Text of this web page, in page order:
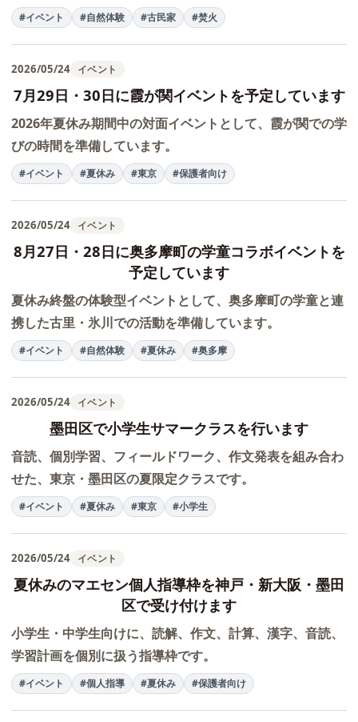
#イベント #自然体験 #古民家 #焚火
2026/05/24 イベント
7月29日・30日に霞が関イベントを予定しています
2026年夏休み期間中の対面イベントとして、霞が関での学
びの時間を準備しています。
#イベント #夏休み #東京 #保護者向け
2026/05/24 イベント
8月27日・28日に奥多摩町の学童コラボイベントを
予定しています
夏休み終盤の体験型イベントとして、奥多摩町の学童と連
携した古里・氷川での活動を準備しています。
#イベント #自然体験 #夏休み #奥多摩
2026/05/24 イベント
墨田区で小学生サマークラスを行います
音読、個別学習、フィールドワーク、作文発表を組み合わ
せた、東京・墨田区の夏限定クラスです。
#イベント #夏休み #東京 #小学生
2026/05/24 イベント
夏休みのマエセン個人指導枠を神戸・新大阪・墨田
区で受け付けます
小学生・中学生向けに、読解、作文、計算、漢字、音読、
学習計画を個別に扱う指導枠です。
#イベント #個人指導 #夏休み #保護者向け